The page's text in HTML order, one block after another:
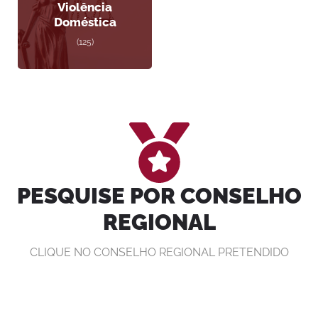
Violência
Doméstica
(125)
PESQUISE POR CONSELHO
REGIONAL
CLIQUE NO CONSELHO REGIONAL PRETENDIDO